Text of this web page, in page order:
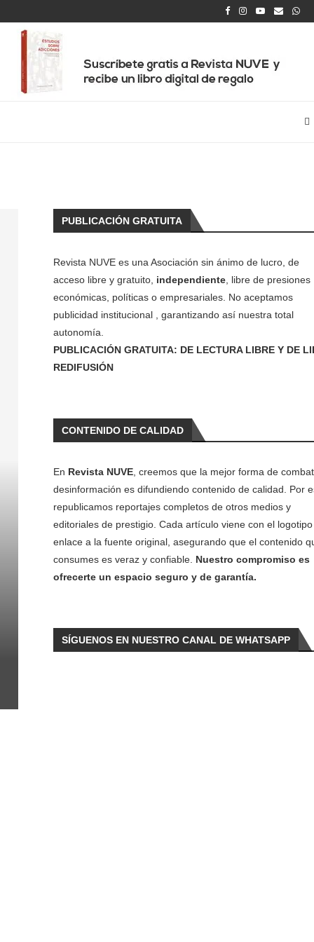
PUBLICACIÓN GRATUITA
Revista NUVE es una Asociación sin ánimo de lucro, de
acceso libre y gratuito, independiente, libre de presiones
económicas, políticas o empresariales. No aceptamos
publicidad institucional , garantizando así nuestra total
autonomía.
PUBLICACIÓN GRATUITA: DE LECTURA LIBRE Y DE
REDIFUSIÓN
CONTENIDO DE CALIDAD
En Revista NUVE, creemos que la mejor forma de
desinformación es difundiendo contenido de calidad. Por
republicamos reportajes completos de otros medios y
editoriales de prestigio. Cada artículo viene con el
enlace a la fuente original, asegurando que el contenido
consumes es veraz y confiable. Nuestro compromiso es
ofrecerte un espacio seguro y de garantía.
SÍGUENOS EN NUESTRO CANAL DE WHATSAPP